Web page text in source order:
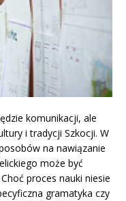
komunikacji, ale
i tradycji Szkocji. W
na nawiązanie
może być
proces nauki niesie
gramatyka czy